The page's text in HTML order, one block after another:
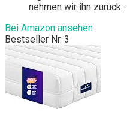
nehmen wir ihn zurück
Bei Amazon ansehen
Bestseller Nr. 3